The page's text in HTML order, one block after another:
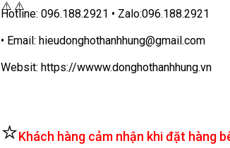
Hotline: 096.188.2921 • Zalo:096.188.2921
• Email: hieudonghothanhhung@gmail.com
Websit: https://wwww.donghothanhhung.vn
⭐Khách hàng cảm nhận khi đặt hàng